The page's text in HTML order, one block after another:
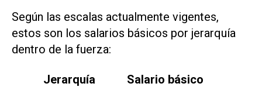
Según las escalas actualmente vigentes,
estos son los salarios básicos por jerarquía
dentro de la fuerza:
Jerarquía
Salario básico